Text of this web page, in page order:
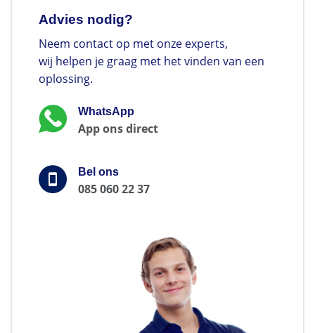
Advies nodig?
Neem contact op met onze experts,
wij helpen je graag met het vinden van een
oplossing.
WhatsApp
App ons direct
Bel ons
085 060 22 37